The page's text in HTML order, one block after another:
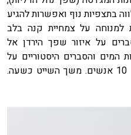
בתצפיות נוף ואפשרות להגיע
למנוחה על צמחיית קנה בלב
על איזור שפך הירדן אל
המים והסברים היסטוריים על
האזור. בכל סירה ניתן להשיט עד 10 אנשים. משך השייט כשעה.